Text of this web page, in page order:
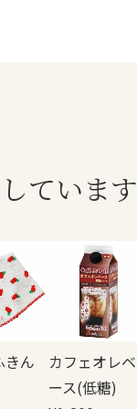
ています
きん
カフェオレベ
ース(低糖)